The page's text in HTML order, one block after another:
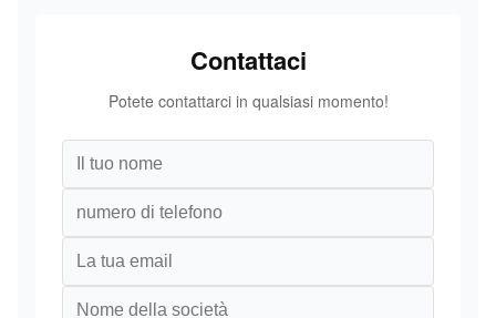
Contattaci
Potete contattarci in qualsiasi momento!